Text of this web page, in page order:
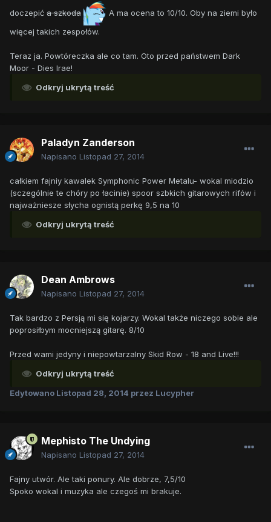
doczepić a szkoda
A ma ocena to 10/10. Oby na ziemi było
więcej takich zespołów.
Teraz ja. Powtóreczka ale co tam. Oto przed państwem Dark
Moor - Dies Irae!
Odkryj ukrytą treść
Paladyn Zanderson
Napisano Listopad 27, 2014
całkiem fajniy kawalek Symphonic Power Metalu- wokal miodzio
(sczególnie te chóry po łacinie) spoor szbkich gitarowych rifów i
najważniesze słycha ognistą perkę 9,5 na 10
Odkryj ukrytą treść
Dean Ambrows
Napisano Listopad 27, 2014
Tak bardzo z Persją mi się kojarzy. Wokal także niczego sobie ale
poprosiłbym mocniejszą gitarę. 8/10
Przed wami jedyny i niepowtarzalny Skid Row - 18 and Live!!!
Odkryj ukrytą treść
Edytowano Listopad 28, 2014 przez Lucypher
Mephisto The Undying
Napisano Listopad 27, 2014
Fajny utwór. Ale taki ponury. Ale dobrze, 7,5/10
Spoko wokal i muzyka ale czegoś mi brakuje.